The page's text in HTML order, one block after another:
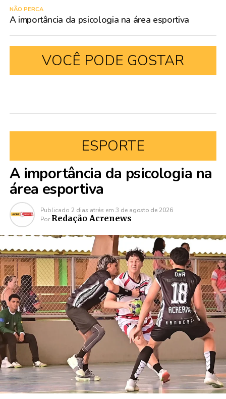
NÃO PERCA
A importância da psicologia na área esportiva
VOCÊ PODE GOSTAR
ESPORTE
A importância da psicologia na
área esportiva
Publicado 2 dias atrás em 3 de agosto de 2026
Por Redação Acrenews